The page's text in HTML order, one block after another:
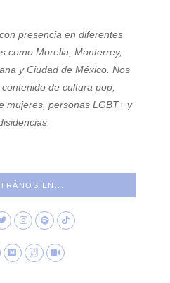
presencia en diferentes
como Morelia, Monterrey,
y Ciudad de México. Nos
de cultura pop,
mujeres, personas LGBT+ y
EN...